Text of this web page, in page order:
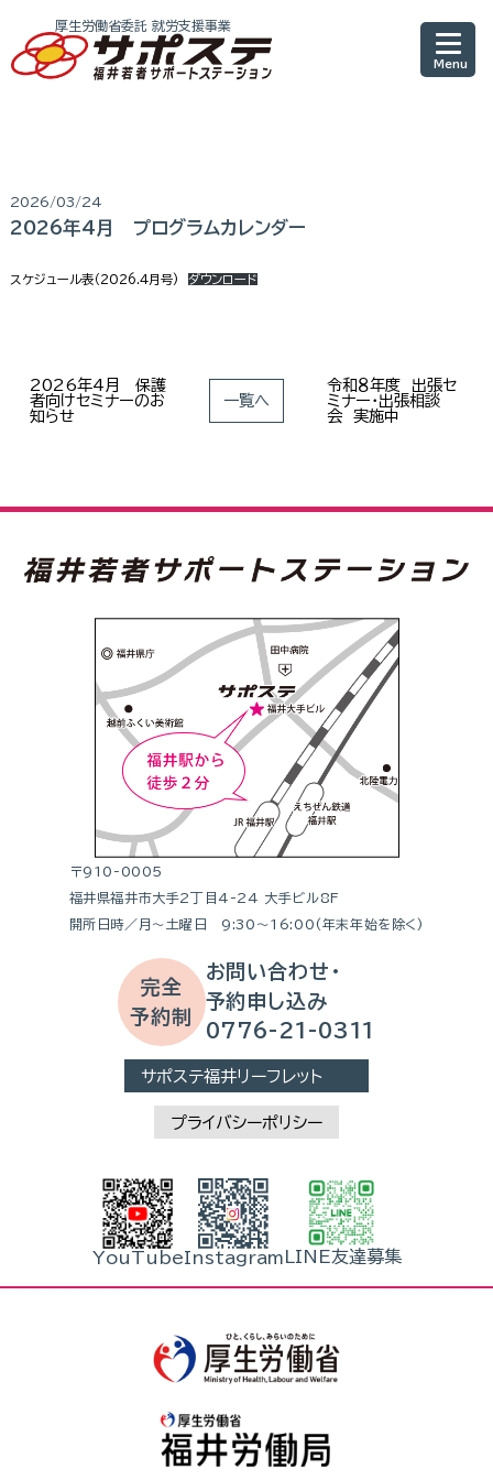
厚生労働省委託 就労支援事業
2026/03/24
2026年4月 プログラムカレンダー
スケジュール表（2026.4月号) ダウンロード
2026年4月 保護
者向けセミナーのお
知らせ
一覧へ
令和８年度 出張セ
ミナー・出張相談
会 実施中
〒910-0005
福井県福井市大手2丁目4-24 大手ビル8F
開所日時／月～土曜日 9:30～16:00(年末年始を除く)
完全
予約制
お問い合わせ・
予約申し込み
0776-21-0311
YouTubeInstagram LINE友達募集
サポステ福井リーフレット
プライバシーポリシー